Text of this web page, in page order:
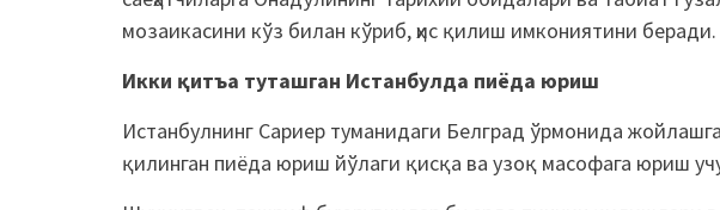
мозаикасини кўз билан кўриб, ҳис қилиш имкониятини беради.
Икки қитъа туташган Истанбулда пиёда юриш
Истанбулнинг Сариер туманидаги Белград ўрмонида
қилинган пиёда юриш йўлаги қисқа ва узоқ масофага юриш